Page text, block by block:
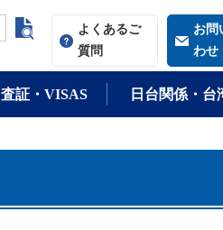
よく検索される語
よくあるご
質問
お問
わせ
査証・VISAS 日台関係・台